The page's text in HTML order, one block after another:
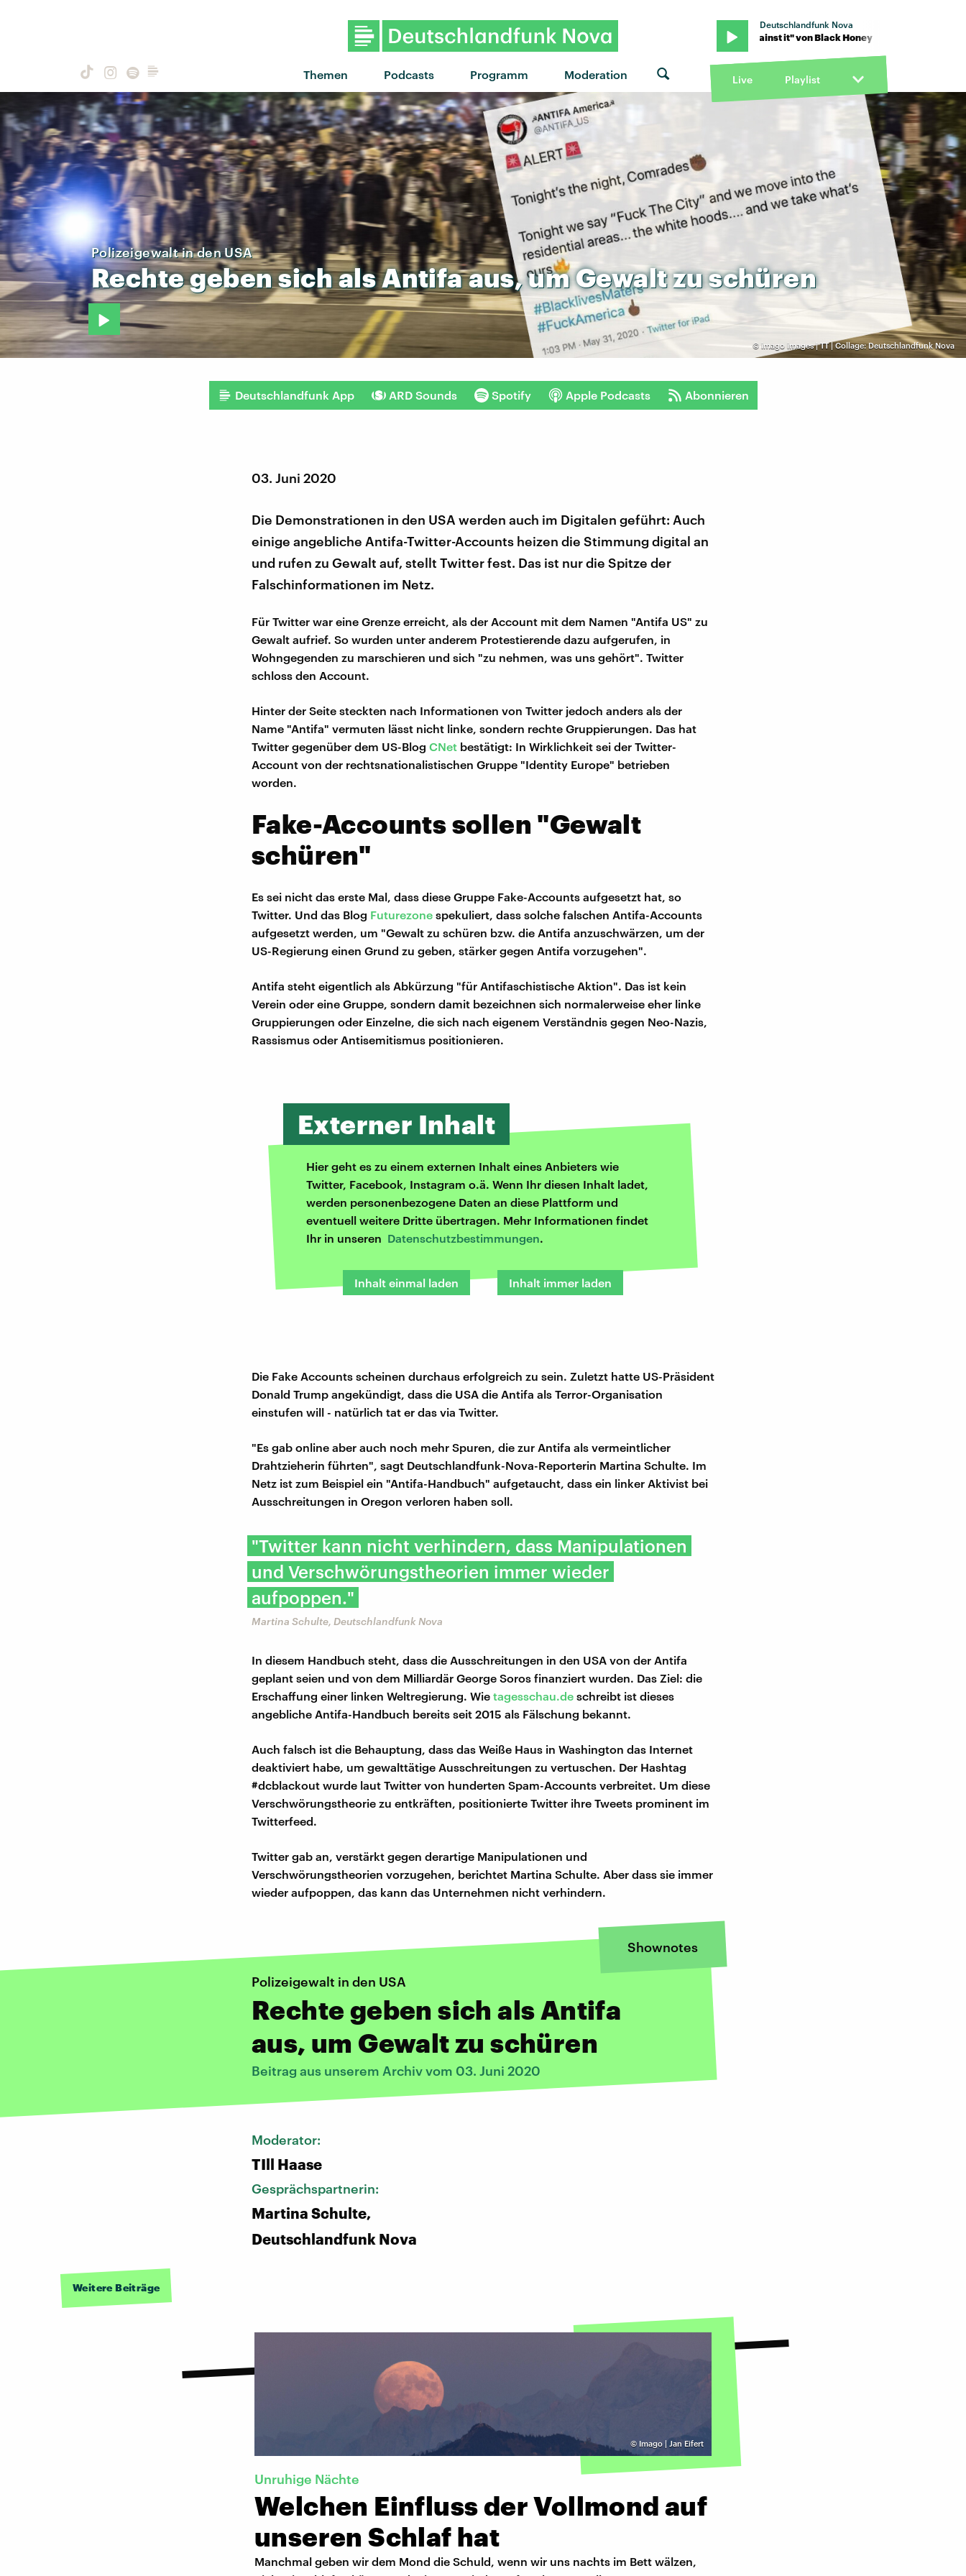
Themen Podcasts Programm Moderation
Deutschlandfunk Nova
"Up against it" von Black Honey · "Up against it" von Black Honey · "Up against it" von Black
Live Playlist
© imago images | TT | Collage: Deutschlandfunk Nova
Polizeigewalt in den USA
RechtegebensichalsAntifaaus,umGewaltzuschüren
Deutschlandfunk App ARD Sounds Spotify Apple Podcasts Abonnieren
03. Juni 2020
Die Demonstrationen in den USA werden auch im Digitalen geführt: Auch
einige angebliche Antifa-Twitter-Accounts heizen die Stimmung digital an
und rufen zu Gewalt auf, stellt Twitter fest. Das ist nur die Spitze der
Falschinformationen im Netz.
Für Twitter war eine Grenze erreicht, als der Account mit dem Namen "Antifa US" zu
Gewalt aufrief. So wurden unter anderem Protestierende dazu aufgerufen, in
Wohngegenden zu marschieren und sich "zu nehmen, was uns gehört". Twitter
schloss den Account.
Hinter der Seite steckten nach Informationen von Twitter jedoch anders als der
Name "Antifa" vermuten lässt nicht linke, sondern rechte Gruppierungen. Das hat
Twitter gegenüber dem US-Blog CNet bestätigt: In Wirklichkeit sei der Twitter-
Account von der rechtsnationalistischen Gruppe "Identity Europe" betrieben
worden.
Fake-Accounts sollen "Gewalt
schüren"
Es sei nicht das erste Mal, dass diese Gruppe Fake-Accounts aufgesetzt hat, so
Twitter. Und das Blog Futurezone spekuliert, dass solche falschen Antifa-Accounts
aufgesetzt werden, um "Gewalt zu schüren bzw. die Antifa anzuschwärzen, um der
US-Regierung einen Grund zu geben, stärker gegen Antifa vorzugehen".
Antifa steht eigentlich als Abkürzung "für Antifaschistische Aktion". Das ist kein
Verein oder eine Gruppe, sondern damit bezeichnen sich normalerweise eher linke
Gruppierungen oder Einzelne, die sich nach eigenem Verständnis gegen Neo-Nazis,
Rassismus oder Antisemitismus positionieren.
Externer Inhalt
Hier geht es zu einem externen Inhalt eines Anbieters wie
Twitter, Facebook, Instagram o.ä. Wenn Ihr diesen Inhalt ladet,
werden personenbezogene Daten an diese Plattform und
eventuell weitere Dritte übertragen. Mehr Informationen findet
Ihr in unseren Datenschutzbestimmungen.
Inhalt einmal laden Inhalt immer laden
Die Fake Accounts scheinen durchaus erfolgreich zu sein. Zuletzt hatte US-Präsident
Donald Trump angekündigt, dass die USA die Antifa als Terror-Organisation
einstufen will - natürlich tat er das via Twitter.
"Es gab online aber auch noch mehr Spuren, die zur Antifa als vermeintlicher
Drahtzieherin führten", sagt Deutschlandfunk-Nova-Reporterin Martina Schulte. Im
Netz ist zum Beispiel ein "Antifa-Handbuch" aufgetaucht, dass ein linker Aktivist bei
Ausschreitungen in Oregon verloren haben soll.
"Twitter kann nicht verhindern, dass Manipulationen
und Verschwörungstheorien immer wieder
aufpoppen."
Martina Schulte, Deutschlandfunk Nova
In diesem Handbuch steht, dass die Ausschreitungen in den USA von der Antifa
geplant seien und von dem Milliardär George Soros finanziert wurden. Das Ziel: die
Erschaffung einer linken Weltregierung. Wie tagesschau.de schreibt ist dieses
angebliche Antifa-Handbuch bereits seit 2015 als Fälschung bekannt.
Auch falsch ist die Behauptung, dass das Weiße Haus in Washington das Internet
deaktiviert habe, um gewalttätige Ausschreitungen zu vertuschen. Der Hashtag
#dcblackout wurde laut Twitter von hunderten Spam-Accounts verbreitet. Um diese
Verschwörungstheorie zu entkräften, positionierte Twitter ihre Tweets prominent im
Twitterfeed.
Twitter gab an, verstärkt gegen derartige Manipulationen und
Verschwörungstheorien vorzugehen, berichtet Martina Schulte. Aber dass sie immer
wieder aufpoppen, das kann das Unternehmen nicht verhindern.
Shownotes
Polizeigewalt in den USA
Rechte geben sich als Antifa
aus, um Gewalt zu schüren
Beitrag aus unserem Archiv vom 03. Juni 2020
Moderator:
TIll Haase
Gesprächspartnerin:
Martina Schulte,
Deutschlandfunk Nova
Weitere Beiträge
© Imago | Jan Eifert
Unruhige Nächte
Welchen Einfluss der Vollmond auf
unseren Schlaf hat
Manchmal geben wir dem Mond die Schuld, wenn wir uns nachts im Bett wälzen,